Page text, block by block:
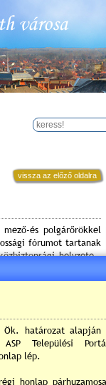
vissza az előző oldalra
és polgárőrökkel
fórumot tartanak
helyzete -